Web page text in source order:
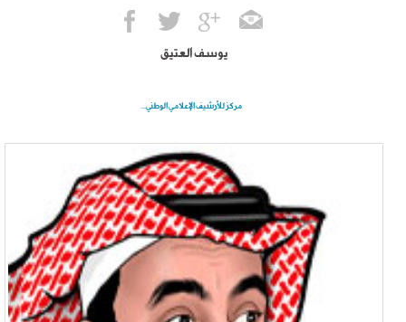
يوسف العتيق
مركز للأرشيف الإعلامي الوطني...